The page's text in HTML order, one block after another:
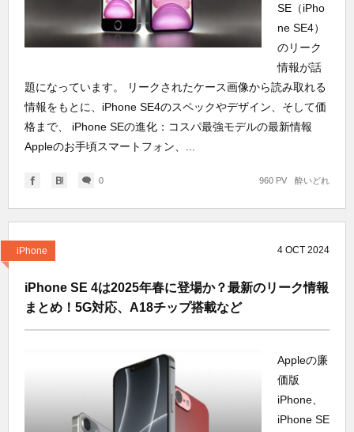
SE（iPho
ne SE4）
のリーク
情報が話
題になっています。 リークされたケース画像から読み取れる
情報をもとに、iPhone SE4のスペックやデザイン、そして価
格まで、 iPhone SEの進化：コスパ最強モデルの最新情報
Appleのお手頃スマートフォン、...
0 酔いどれ
960 PV
iPhone 4 OCT 2024
iPhone SE 4は2025年春に登場か？最新のリーク情報
まとめ！5G対応、A18チップ搭載など
Appleの廉
価版
iPhone、
iPhone SE